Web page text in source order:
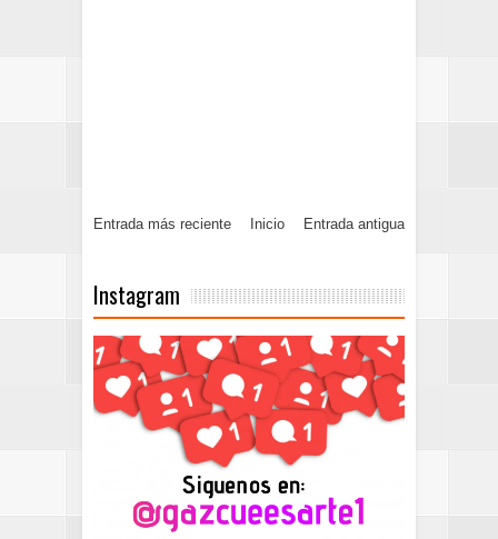
Entrada más reciente Entrada antigua
Inicio
Instagram